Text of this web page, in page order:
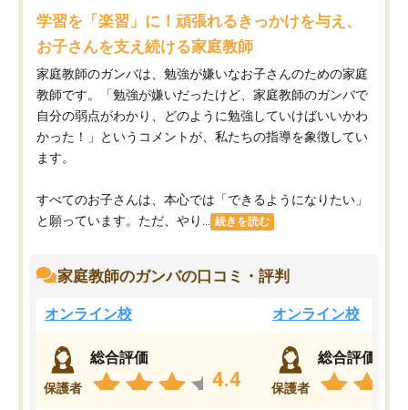
学習を「楽習」に！頑張れるきっかけを与え、
お子さんを支え続ける家庭教師
家庭教師のガンバは、勉強が嫌いなお子さんのための家庭
教師です。「勉強が嫌いだったけど、家庭教師のガンバで
自分の弱点がわかり、どのように勉強していけばいいかわ
かった！」というコメントが、私たちの指導を象徴してい
ます。
すべてのお子さんは、本心では「できるようになりたい」
と願っています。ただ、やり...
続きを読む
家庭教師のガンバの口コミ・評判
オンライン校
保護者
総合評価
4.4
オンライン校
保護者
総合評価